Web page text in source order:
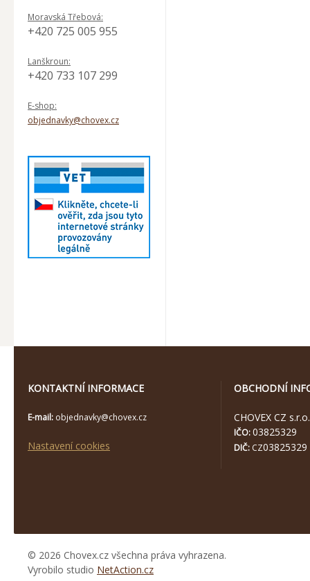
Moravská Třebová:
+420 725 005 955
Lanškroun:
+420 733 107 299
E-shop:
objednavky@chovex.cz
KONTAKTNÍ INFORMACE
E-mail: objednavky@chovex.cz
Nastavení cookies
OBCHODNÍ
CHOVEX CZ s.r.o.
IČO:03825329
DIČ: CZ03825329
© 2026 Chovex.cz všechna práva vyhrazena.
Vyrobilo studio NetAction.cz